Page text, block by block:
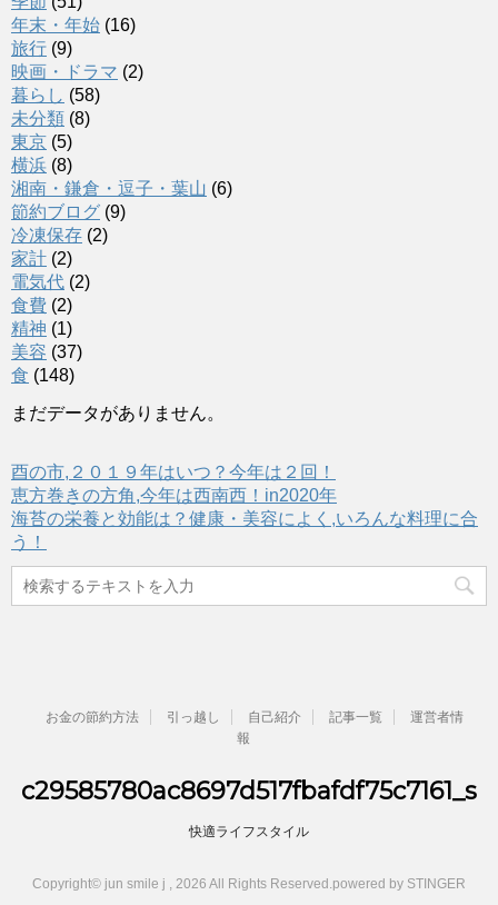
年末・年始 (16)
旅行 (9)
映画・ドラマ (2)
暮らし (58)
未分類 (8)
東京 (5)
横浜 (8)
湘南・鎌倉・逗子・葉山 (6)
節約ブログ (9)
冷凍保存 (2)
家計 (2)
電気代 (2)
食費 (2)
精神 (1)
美容 (37)
食 (148)
まだデータがありません。
酉の市,２０１９年はいつ？今年は２回！
恵方巻きの方角,今年は西南西！in2020年
海苔の栄養と効能は？健康・美容によく,いろんな料理に合
う！
お金の節約方法 引っ越し 自己紹介 記事一覧
運営者情
報
c29585780ac8697d517fbafdf75c7161_s
快適ライフスタイル
Copyright© jun smile j , 2026 All Rights Reserved.powered by STINGER